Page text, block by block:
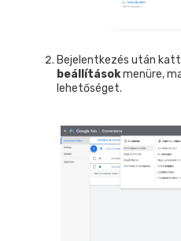
Bejelentkezés után
beállításokmenüre,
lehetőséget.